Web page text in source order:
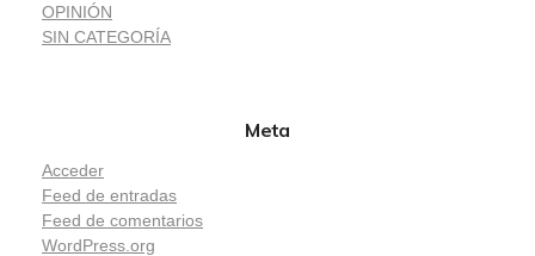
OPINIÓN
SIN CATEGORÍA
Meta
Acceder
Feed de entradas
Feed de comentarios
WordPress.org